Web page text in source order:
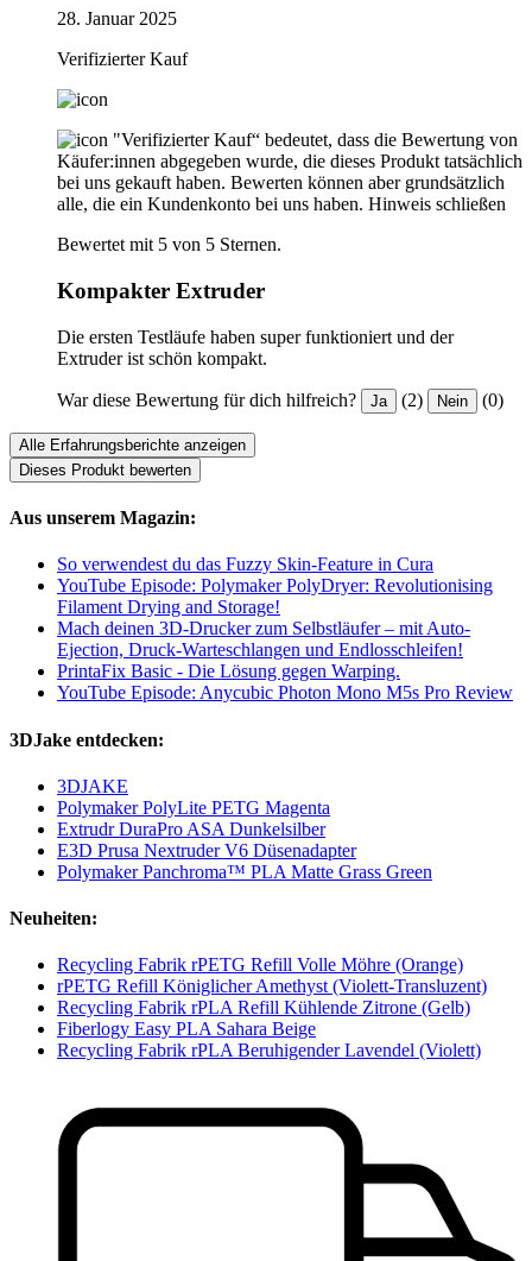
28. Januar 2025
Verifizierter Kauf
"Verifizierter Kauf“ bedeutet, dass die Bewertung von
Käufer:innen abgegeben wurde, die dieses Produkt tatsächlich
bei uns gekauft haben. Bewerten können aber grundsätzlich
alle, die ein Kundenkonto bei uns haben. Hinweis schließen
Bewertet mit 5 von 5 Sternen.
Kompakter Extruder
Die ersten Testläufe haben super funktioniert und der
Extruder ist schön kompakt.
War diese Bewertung für dich hilfreich? Ja (2) Nein (0)
Alle Erfahrungsberichte anzeigen
Dieses Produkt bewerten
Aus unserem Magazin:
So verwendest du das Fuzzy Skin-Feature in Cura
YouTube Episode: Polymaker PolyDryer: Revolutionising
Filament Drying and Storage!
Mach deinen 3D-Drucker zum Selbstläufer – mit Auto-
Ejection, Druck-Warteschlangen und Endlosschleifen!
PrintaFix Basic - Die Lösung gegen Warping.
YouTube Episode: Anycubic Photon Mono M5s Pro Review
3DJake entdecken:
3DJAKE
Polymaker PolyLite PETG Magenta
Extrudr DuraPro ASA Dunkelsilber
E3D Prusa Nextruder V6 Düsenadapter
Polymaker Panchroma™ PLA Matte Grass Green
Neuheiten:
Recycling Fabrik rPETG Refill Volle Möhre (Orange)
rPETG Refill Königlicher Amethyst (Violett-Transluzent)
Recycling Fabrik rPLA Refill Kühlende Zitrone (Gelb)
Fiberlogy Easy PLA Sahara Beige
Recycling Fabrik rPLA Beruhigender Lavendel (Violett)